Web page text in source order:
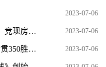
2023-07-06
深圳土拍规则松绑：调限价、竞现房、不竞“保” 2023-07-06
温网第3日综述：德约迎大满贯350胜，张帅惨遭巡回赛12连败 每日头条 2023-07-06